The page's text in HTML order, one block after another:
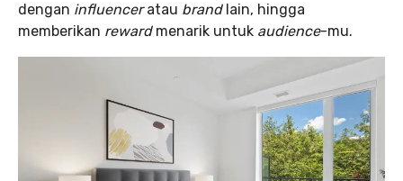
dengan influenceratau brandlain, hingga
memberikan rewardmenarik untuk audience-mu.